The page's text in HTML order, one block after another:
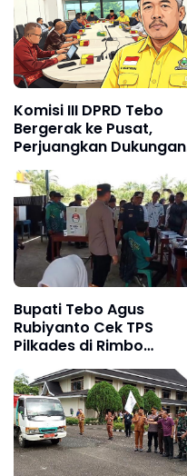
Komisi III DPRD Tebo
Bergerak ke Pusat,
Perjuangkan Dukungan
Perbaikan Jalan Rusak
di Tebo
Bupati Tebo Agus
Rubiyanto Cek TPS
Pilkades di Rimbo
Bujang dan Rimbo Ulu